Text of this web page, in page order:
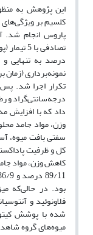
این پژوهش به
کلسیم بر
پاروس انجام شد.
درصد به تنهایی
داد که با افزایش
وزن‌، مواد جامد
سفتی بافت میوه،
بود. در حالی‌که
فلاونوئید و
شده با پوشش
میوه‌های گروه